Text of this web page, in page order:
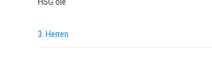
3. Herren